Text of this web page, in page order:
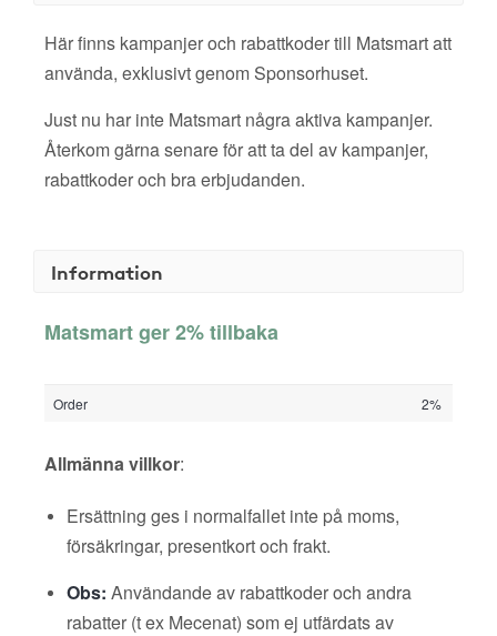
Här finns kampanjer och rabattkoder till Matsmart att
använda, exklusivt genom Sponsorhuset.
Just nu har inte Matsmart några aktiva kampanjer.
Återkom gärna senare för att ta del av kampanjer,
rabattkoder och bra erbjudanden.
Information
Matsmart ger 2% tillbaka
Order 2%
Allmänna villkor:
Ersättning ges i normalfallet inte på moms,
försäkringar, presentkort och frakt.
Obs: Användande av rabattkoder och andra
rabatter (t ex Mecenat) som ej utfärdats av